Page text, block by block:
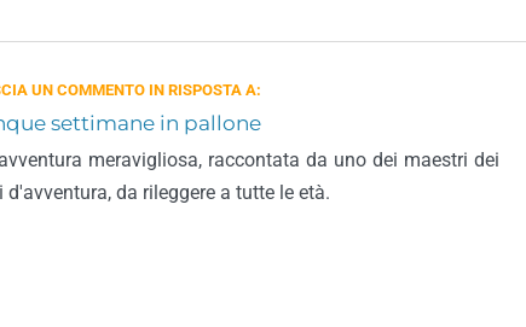
UN COMMENTO IN RISPOSTA A:
settimane in pallone
meravigliosa, raccontata da uno dei maestri dei
d'avventura, da rileggere a tutte le età.